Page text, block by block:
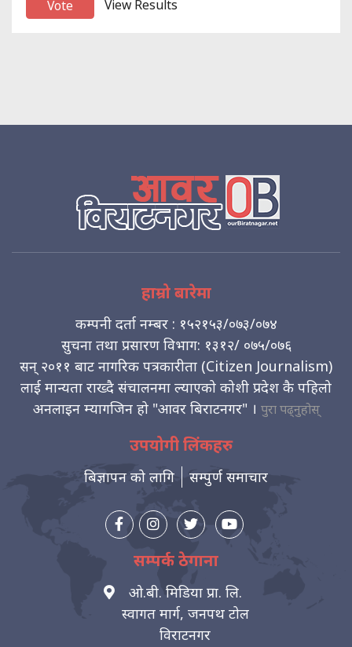
View Results
हाम्रो बारेमा
कम्पनी दर्ता नम्बर : १५२१५३/०७३/०७४
सुचना तथा प्रसारण विभाग: १३१२/ ०७५/०७६
सन् २०११ बाट नागरिक पत्रकारीता (Citizen Journalism)
लाई मान्यता राख्दै संचालनमा ल्याएको कोशी प्रदेश कै पहिलो
अनलाइन म्यागजिन हो "आवर बिराटनगर" । पुरा पढ्नुहोस्
उपयोगी लिंकहरु
बिज्ञापन को लागि सम्पुर्ण समाचार
सम्पर्क ठेगाना
ओ.बी. मिडिया प्रा. लि.
स्वागत मार्ग, जनपथ टोल
विराटनगर